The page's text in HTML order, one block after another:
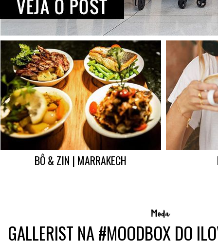
BÔ & ZIN | MARRAKECH
GALLERIST NA #MOODBOX DO